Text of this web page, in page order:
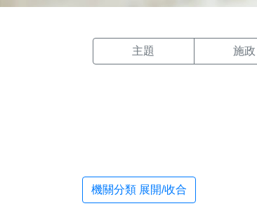
主題 施政
機關分類 展開/收合